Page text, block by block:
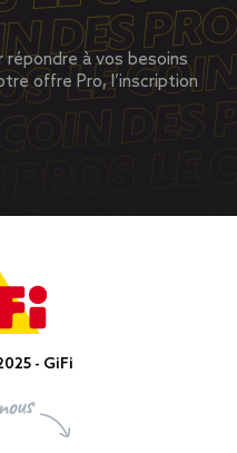
répondre à vos besoins
offre Pro, l’inscription
- GiFi